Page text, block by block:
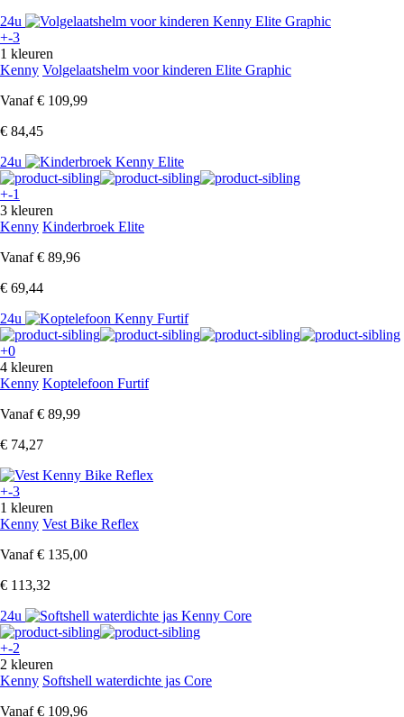
24u
+-3
1 kleuren
Kenny Volgelaatshelm voor kinderen Elite Graphic
Vanaf € 109,99
€ 84,45
24u
+-1
3 kleuren
Kenny Kinderbroek Elite
Vanaf € 89,96
€ 69,44
24u
+0
4 kleuren
Kenny Koptelefoon Furtif
Vanaf € 89,99
€ 74,27
+-3
1 kleuren
Kenny Vest Bike Reflex
Vanaf € 135,00
€ 113,32
24u
+-2
2 kleuren
Kenny Softshell waterdichte jas Core
Vanaf € 109,96